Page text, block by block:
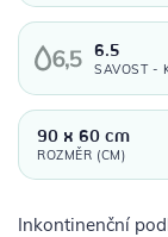
6.5
SAVOST -
90 x 60 cm
ROZMĚR (CM)
Inkontinenční